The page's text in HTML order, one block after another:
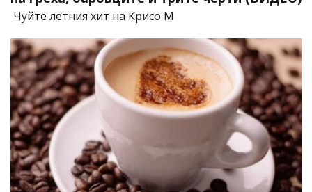
Чуйте летния хит на Крисо М